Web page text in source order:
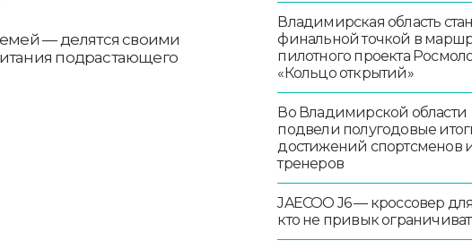
— делятся своими
подрастающего
Владимирская область
финальной точкой в
пилотного проекта
«Кольцо открытий»
Во Владимирской области
подвели полугодовые
достижений спортсменов
тренеров
JAECOO J6 — кроссовер для
кто не привык